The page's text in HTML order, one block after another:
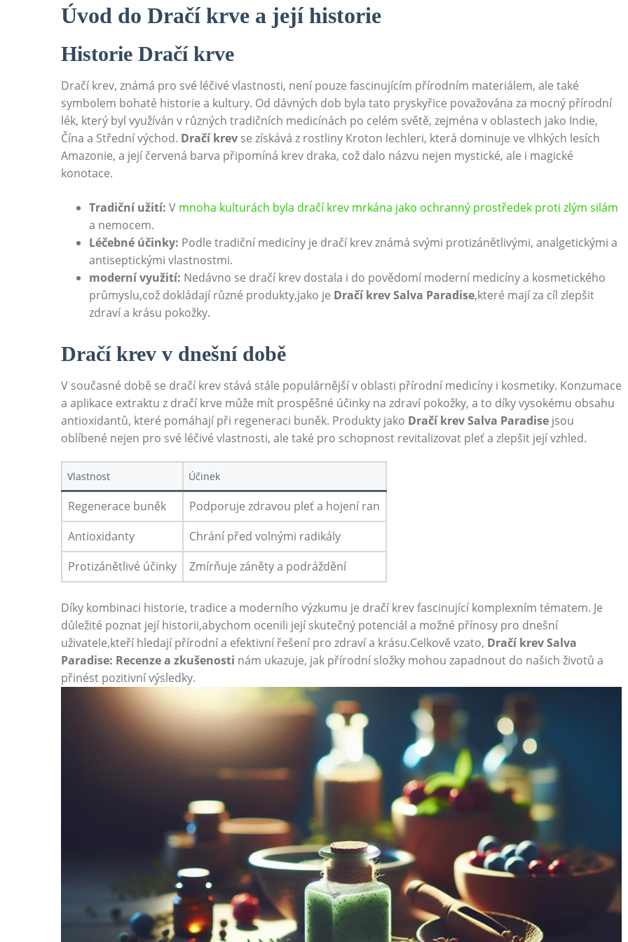
Úvod do Dračí krve a její historie
Historie Dračí krve
Dračí krev, známá pro své léčivé vlastnosti, není pouze fascinujícím přírodním materiálem, ale také
symbolem bohaté historie a kultury. Od dávných dob byla tato pryskyřice považována za mocný přírodní
lék, který byl využíván v různých tradičních medicínách po celém světě, zejména v oblastech jako Indie,
Čína a Střední východ. Dračí krev se získává z rostliny Kroton lechleri, která dominuje ve vlhkých lesích
Amazonie, a její červená barva připomíná krev draka, což dalo názvu nejen mystické, ale i magické
konotace.
Tradiční užití: V mnoha kulturách byla dračí krev mrkána jako ochranný prostředek proti zlým silám
a nemocem.
Léčebné účinky: Podle tradiční medicíny je dračí krev známá svými protizánětlivými, analgetickými a
antiseptickými vlastnostmi.
moderní využití: Nedávno se dračí krev dostala i do povědomí moderní medicíny a kosmetického
průmyslu,což dokládají různé produkty,jako je Dračí krev Salva Paradise,které mají za cíl zlepšit
zdraví a krásu pokožky.
Dračí krev v dnešní době
V současné době se dračí krev stává stále populárnější v oblasti přírodní medicíny i kosmetiky. Konzumace
a aplikace extraktu z dračí krve může mít prospěšné účinky na zdraví pokožky, a to díky vysokému obsahu
antioxidantů, které pomáhají při regeneraci buněk. Produkty jako Dračí krev Salva Paradise jsou
oblíbené nejen pro své léčivé vlastnosti, ale také pro schopnost revitalizovat pleť a zlepšit její vzhled.
Vlastnost Účinek
Regenerace buněk
Podporuje zdravou pleť a hojení ran
Antioxidanty
Chrání před volnými radikály
Protizánětlivé účinky
Zmírňuje záněty a podráždění
Díky kombinaci historie, tradice a moderního výzkumu je dračí krev fascinující komplexním tématem. Je
důležité poznat její historii,abychom ocenili její skutečný potenciál a možné přínosy pro dnešní
uživatele,kteří hledají přírodní a efektivní řešení pro zdraví a krásu.Celkově vzato, Dračí krev Salva
Paradise: Recenze a zkušenosti nám ukazuje, jak přírodní složky mohou zapadnout do našich životů a
přinést pozitivní výsledky.